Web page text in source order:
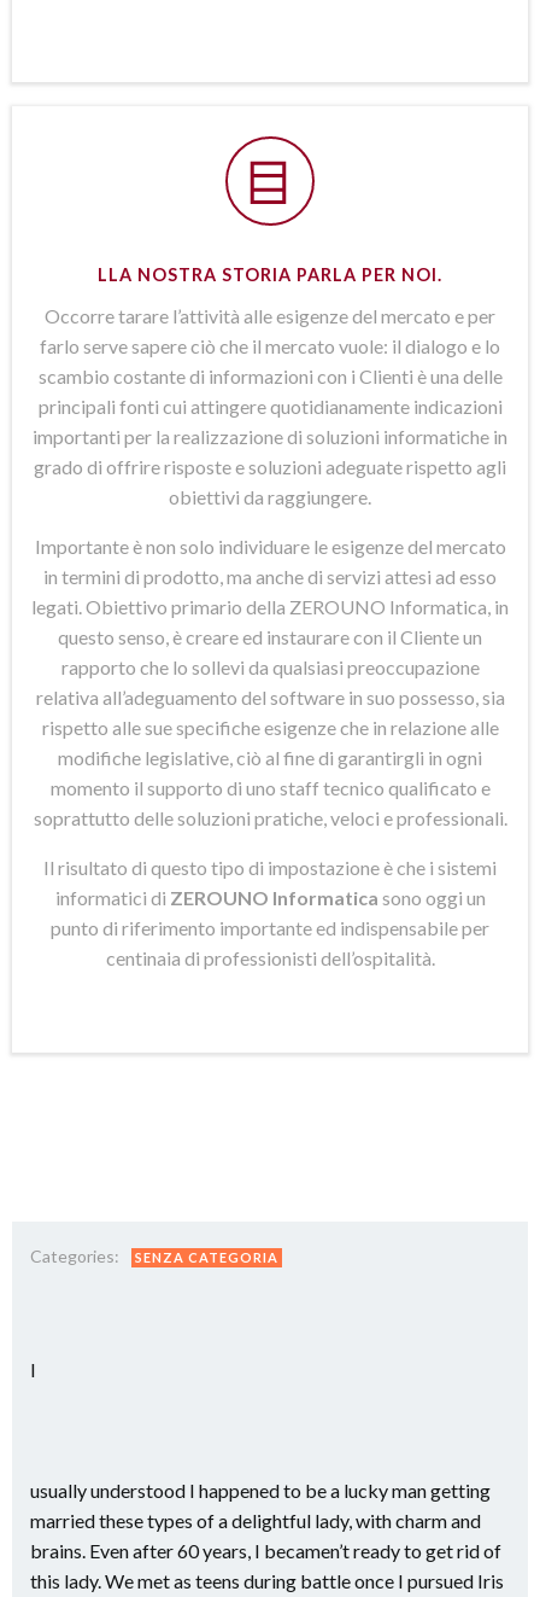
LLA NOSTRA STORIA PARLA PER NOI.
Occorre tarare l’attività alle esigenze del mercato e per
farlo serve sapere ciò che il mercato vuole: il dialogo e lo
scambio costante di informazioni con i Clienti è una delle
principali fonti cui attingere quotidianamente indicazioni
importanti per la realizzazione di soluzioni informatiche in
grado di offrire risposte e soluzioni adeguate rispetto agli
obiettivi da raggiungere.
Importante è non solo individuare le esigenze del mercato
in termini di prodotto, ma anche di servizi attesi ad esso
legati. Obiettivo primario della ZEROUNO Informatica, in
questo senso, è creare ed instaurare con il Cliente un
rapporto che lo sollevi da qualsiasi preoccupazione
relativa all’adeguamento del software in suo possesso, sia
rispetto alle sue specifiche esigenze che in relazione alle
modifiche legislative, ciò al fine di garantirgli in ogni
momento il supporto di uno staff tecnico qualificato e
soprattutto delle soluzioni pratiche, veloci e professionali.
Il risultato di questo tipo di impostazione è che i sistemi
informatici di ZEROUNO Informatica sono oggi un
punto di riferimento importante ed indispensabile per
centinaia di professionisti dell’ospitalità.
Categories: SENZA CATEGORIA
I
usually understood I happened to be a lucky man getting
married these types of a delightful lady, with charm and
brains. Even after 60 years, I becamen’t ready to get rid of
this lady. We met as teens during battle once I pursued Iris